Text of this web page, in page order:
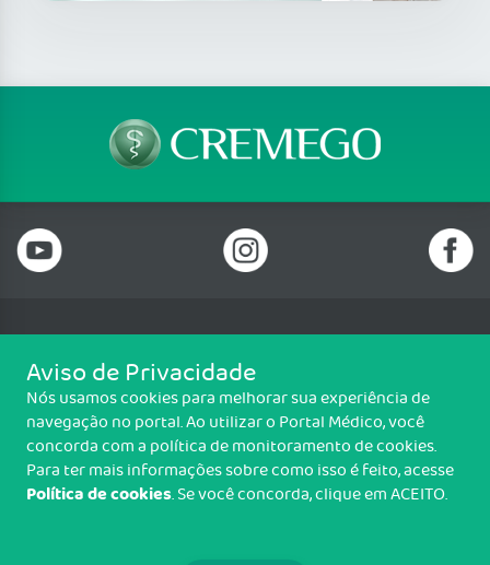
Telefone: (62) 3250 4900
Email: cremego@cremego.org.br
Rua T-28, N° 245, Qd. 24, Lotes 19 e 20, Setor Bueno, Goiânia/GO - CEP:
74210-040
Horário de funcionamento: Segunda a Sexta - 08h00 às 18h00
Copyright CREMEGO. Todos os direitos reservados.
Aviso de Privacidade
Nós usamos cookies para melhorar sua experiência de
navegação no portal. Ao utilizar o Portal Médico, você
concorda com a política de monitoramento de cookies.
Para ter mais informações sobre como isso é feito, acesse
Política de cookies. Se você concorda, clique em ACEITO.